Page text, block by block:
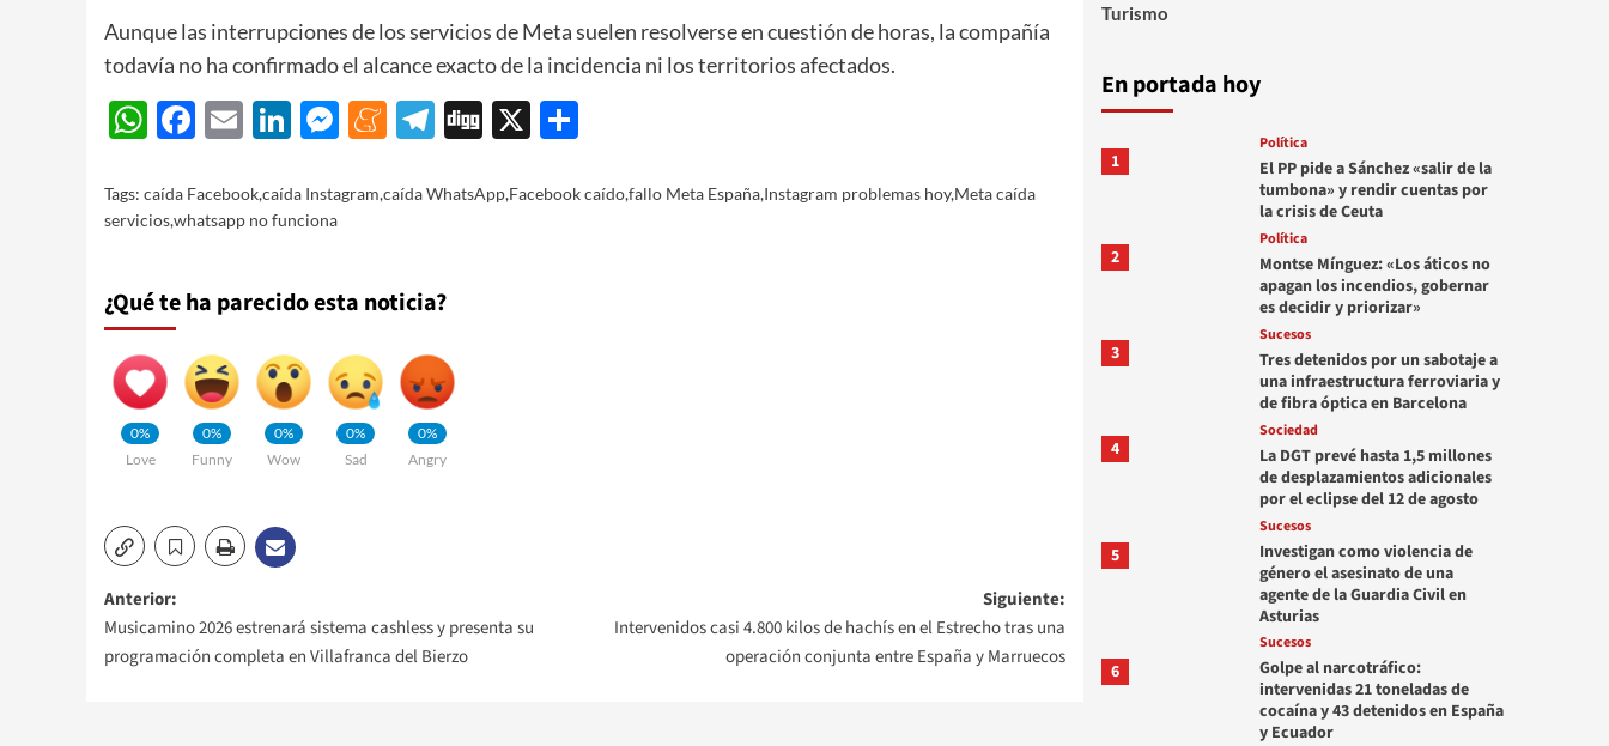
Aunque las interrupciones de los servicios de Meta suelen resolverse en cuestión de horas, la compañía
todavía no ha confirmado el alcance exacto de la incidencia ni los territorios afectados.
WhatsApp
Facebook
EmailLinkedIn
Messenger
Meneame
Telegram
Digg
X
Tags: caída Facebook,caída Instagram,caída WhatsApp,Facebook caído,fallo Meta España,Instagram problemas hoy,Meta caída
servicios,whatsapp no funciona
¿Qué te ha parecido esta noticia?
0%
Love
0%
Funny
0%
Wow
0%
Sad
0%
Angry
Navegación
de
Anterior:
Musicamino 2026 estrenará sistema cashless y presenta su
programación completa en Villafranca del Bierzo
Siguiente:
Intervenidos casi 4.800 kilos de hachís en el Estrecho tras una
operación conjunta entre España y Marruecos
Turismo
En portada hoy
1
Política
El PP pide a Sánchez «salir de la
tumbona» y rendir cuentas por
la crisis de Ceuta
2
Política
Montse Mínguez: «Los áticos no
apagan los incendios, gobernar
es decidir y priorizar»
3
Sucesos
Tres detenidos por un sabotaje a
una infraestructura ferroviaria y
de fibra óptica en Barcelona
4
Sociedad
La DGT prevé hasta 1,5 millones
de desplazamientos adicionales
por el eclipse del 12 de agosto
5
Sucesos
Investigan como violencia de
género el asesinato de una
agente de la Guardia Civil en
Asturias
6
Sucesos
Golpe al narcotráfico:
intervenidas 21 toneladas de
cocaína y 43 detenidos en España
y Ecuador